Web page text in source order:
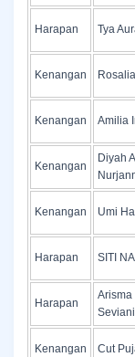
Harapan Tya
Kenangan
Kenangan Amilia
Kenangan
Diyah
Kenangan Umi
Harapan SITI
Harapan
Arisma
Seviani
Kenangan Cut